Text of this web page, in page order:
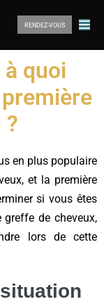
RENDEZ-VOUS
quoi
en plus populaire
et la première
si vous êtes
de cheveux,
lors de cette